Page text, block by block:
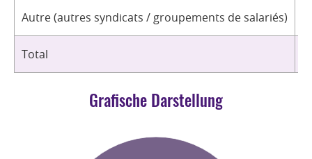
Autre (autres syndicats / groupements de salariés)
Total
Grafische Darstellung